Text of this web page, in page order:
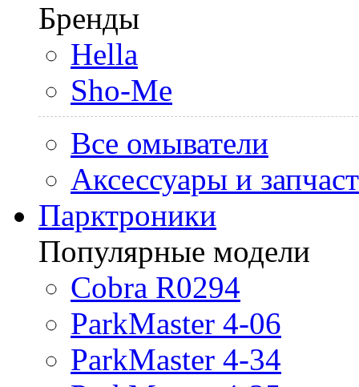
Бренды
Hella
Sho-Me
Все омыватели
Аксессуары и
Парктроники
Популярные модели
Cobra R0294
ParkMaster 4-06
ParkMaster 4-34